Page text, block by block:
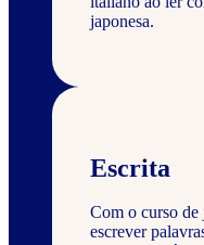
japonesa.
Escrita
Com o curso de
escrever